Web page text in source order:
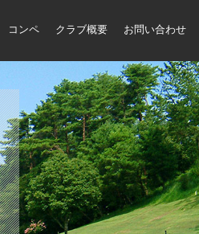
コンペ クラブ概要 お問い合わせ